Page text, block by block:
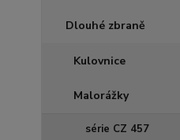
Dlouhé zbraně
Kulovnice
Malorážky
série CZ 457